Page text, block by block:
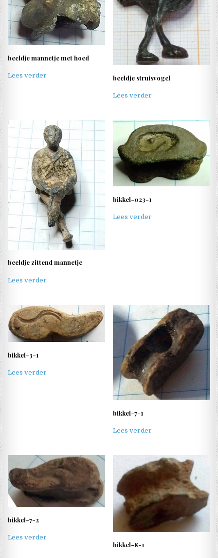
beeldje mannetje met hoed
Lees verder beeldje struisvogel
Lees verder
beeldje zittend mannetje
Lees verder
bikkel-023-1
Lees verder
bikkel-3-1
Lees verder
bikkel-7-1
Lees verder
bikkel-7-2
Lees verder
bikkel-8-1